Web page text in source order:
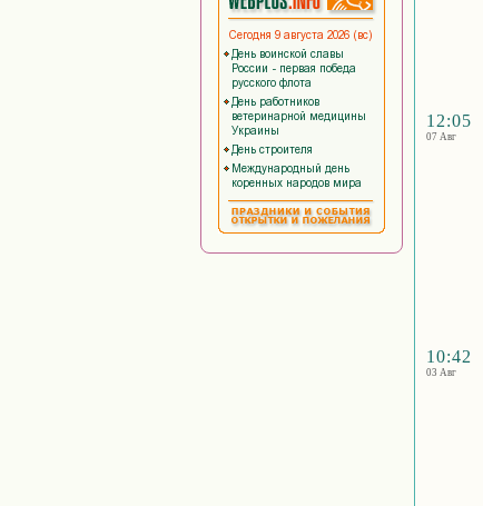
12:05
07 Авг
10:42
03 Авг